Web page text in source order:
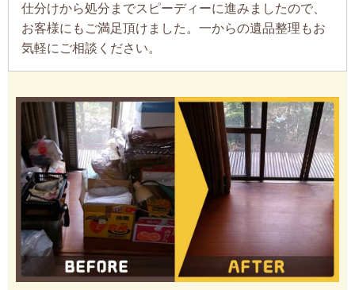
仕分けから処分までスピーディーに進みましたので、
お客様にもご満足頂けました。一からの遺品整理もお
気軽にご相談ください。